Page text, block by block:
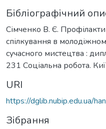
Бібліографічний
Сімченко В. Є.
спілкування в
сучасного мистецтва :
231 Соціальна робота.
URI
https://dglib.nubip.edu.ua/
Зібрання